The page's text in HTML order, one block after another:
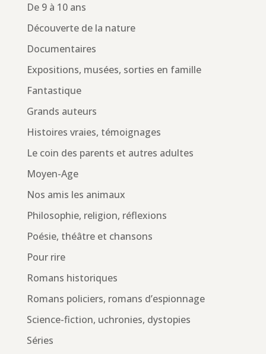
De 9 à 10 ans
Découverte de la nature
Documentaires
Expositions, musées, sorties en famille
Fantastique
Grands auteurs
Histoires vraies, témoignages
Le coin des parents et autres adultes
Moyen-Age
Nos amis les animaux
Philosophie, religion, réflexions
Poésie, théâtre et chansons
Pour rire
Romans historiques
Romans policiers, romans d’espionnage
Science-fiction, uchronies, dystopies
Séries